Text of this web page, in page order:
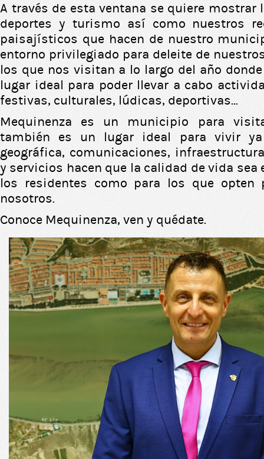
A través de esta ventana se quiere
deportes y turismo así como nuestros
paisajísticos que hacen de nuestro
entorno privilegiado para deleite de
los que nos visitan a lo largo del año
lugar ideal para poder llevar a cabo
festivas, culturales, lúdicas, deportivas…
Mequinenza es un municipio para
también es un lugar ideal para vivir
geográfica, comunicaciones,
y servicios hacen que la calidad de vida sea
los residentes como para los que opten
nosotros.
Conoce Mequinenza, ven y quédate.